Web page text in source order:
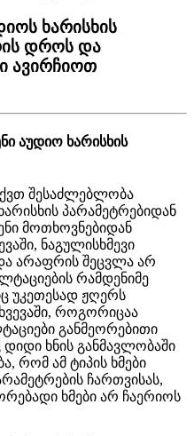
ხარისხის
დროს და
ავირჩიოთ
ნი აუდიო ხარისხის
ქვთ შესაძლებლობა
არისხის პარამეტრებიდან
ნი მოთხოვნებიდან
ევაში, ნაგულისხმევი
ა არაფრის შეცვლა არ
ტაციების რამდენიმე
ც უკეთესად ჟღერს
ხვევაში, როგორიცაა
ტაციები განმეორებითი
დიდი ხნის განმავლობაში
ა, რომ ამ ტიპის ხმები
რამეტრების ჩართვისას,
რებადი ხმები არ ჩაერიოს